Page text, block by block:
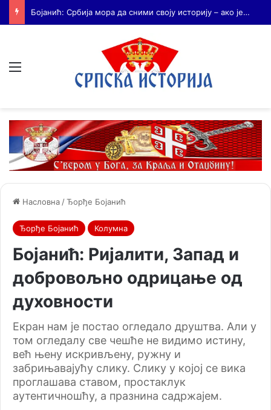
Бојанић: Када се гради – некоме смета. Када се не гради – сви се жале
Насловна /Ђорђе Бојанић
Ђорђе Бојанић Колумна
Бојанић: Ријалити, Запад и
добровољно одрицање од
духовности
Екран нам је постао огледало друштва. Али у
том огледалу све чешће не видимо истину,
већ њену искривљену, ружну и
забрињавајућу слику. Слику у којој се вика
проглашава ставом, простаклук
аутентичношћу, а празнина садржајем.